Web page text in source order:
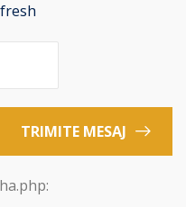
TRIMITE MESAJ